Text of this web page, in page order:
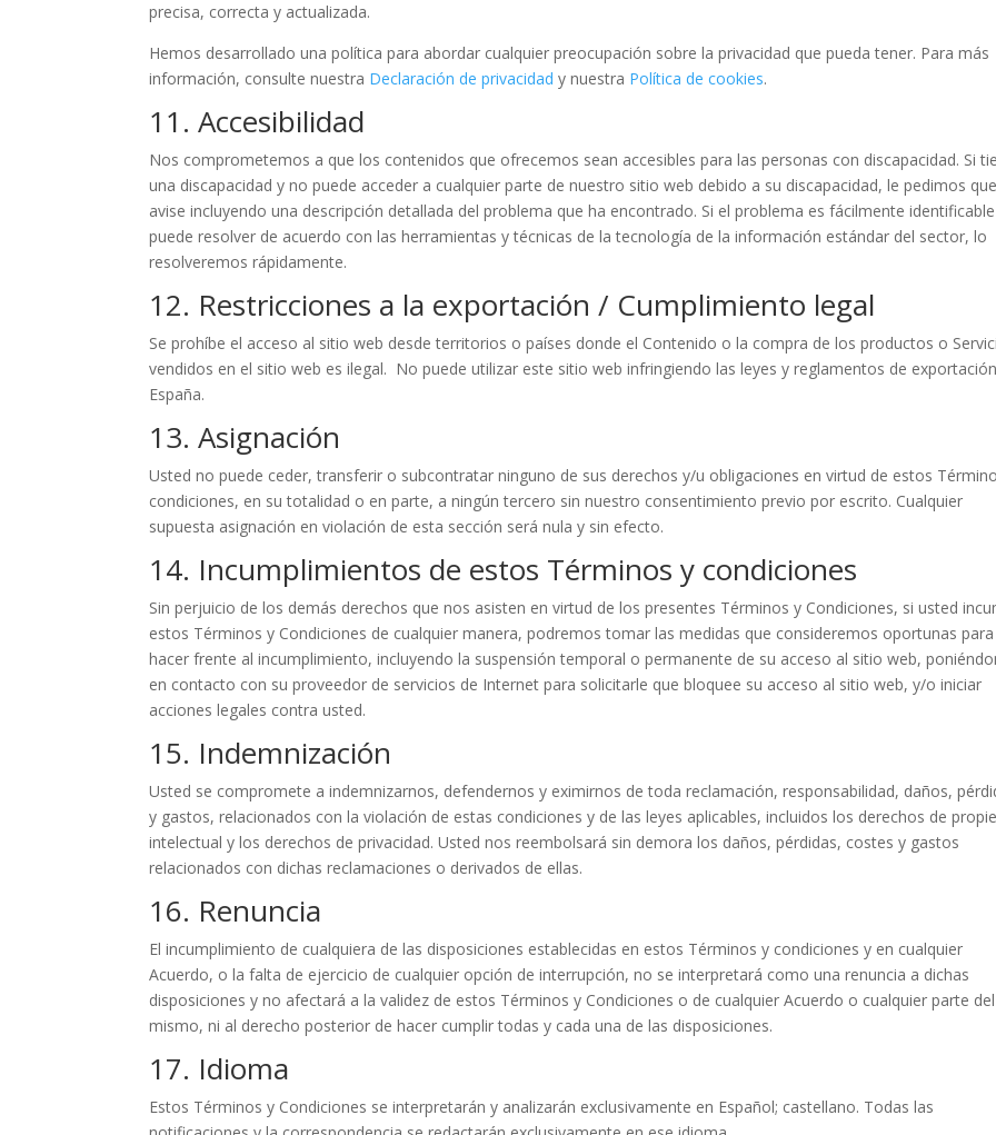
precisa, correcta y actualizada.
Hemos desarrollado una política para abordar cualquier preocupación sobre la privacidad que pueda tener. Para más
información, consulte nuestra Declaración de privacidad y nuestra Política de cookies.
11. Accesibilidad
Nos comprometemos a que los contenidos que ofrecemos sean accesibles para las personas con discapacidad. Si
una discapacidad y no puede acceder a cualquier parte de nuestro sitio web debido a su discapacidad, le pedimos
avise incluyendo una descripción detallada del problema que ha encontrado. Si el problema es fácilmente
puede resolver de acuerdo con las herramientas y técnicas de la tecnología de la información estándar del sector, lo
resolveremos rápidamente.
12. Restricciones a la exportación / Cumplimiento legal
Se prohíbe el acceso al sitio web desde territorios o países donde el Contenido o la compra de los productos o
vendidos en el sitio web es ilegal. No puede utilizar este sitio web infringiendo las leyes y reglamentos de
España.
13. Asignación
Usted no puede ceder, transferir o subcontratar ninguno de sus derechos y/u obligaciones en virtud de estos
condiciones, en su totalidad o en parte, a ningún tercero sin nuestro consentimiento previo por escrito. Cualquier
supuesta asignación en violación de esta sección será nula y sin efecto.
14. Incumplimientos de estos Términos y condiciones
Sin perjuicio de los demás derechos que nos asisten en virtud de los presentes Términos y Condiciones, si usted
estos Términos y Condiciones de cualquier manera, podremos tomar las medidas que consideremos oportunas para
hacer frente al incumplimiento, incluyendo la suspensión temporal o permanente de su acceso al sitio web,
en contacto con su proveedor de servicios de Internet para solicitarle que bloquee su acceso al sitio web, y/o iniciar
acciones legales contra usted.
15. Indemnización
Usted se compromete a indemnizarnos, defendernos y eximirnos de toda reclamación, responsabilidad, daños,
y gastos, relacionados con la violación de estas condiciones y de las leyes aplicables, incluidos los derechos de
intelectual y los derechos de privacidad. Usted nos reembolsará sin demora los daños, pérdidas, costes y gastos
relacionados con dichas reclamaciones o derivados de ellas.
16. Renuncia
El incumplimiento de cualquiera de las disposiciones establecidas en estos Términos y condiciones y en cualquier
Acuerdo, o la falta de ejercicio de cualquier opción de interrupción, no se interpretará como una renuncia a dichas
disposiciones y no afectará a la validez de estos Términos y Condiciones o de cualquier Acuerdo o cualquier parte del
mismo, ni al derecho posterior de hacer cumplir todas y cada una de las disposiciones.
17. Idioma
Estos Términos y Condiciones se interpretarán y analizarán exclusivamente en Español; castellano. Todas las